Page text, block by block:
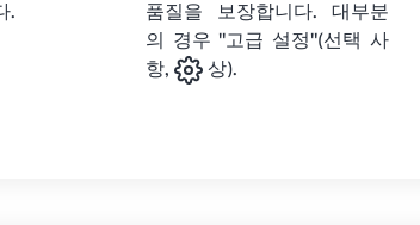
.
품질을 보장합니다. 대부분
의 경우 "고급 설정"(선택 사
항,
상).